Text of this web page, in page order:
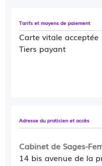
Tarifs et moyens de paiement
Carte vitale acceptée
Tiers payant
Adresse du praticien et accès
Cabinet de Sages-
14 bis avenue de la